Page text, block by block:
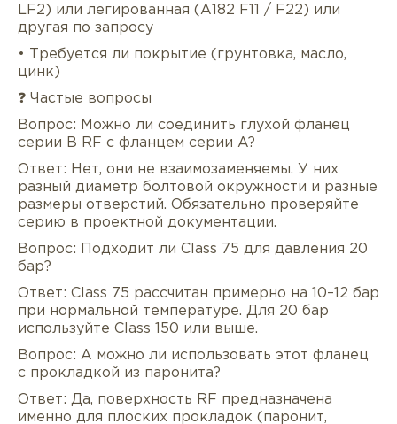
LF2) или легированная (A182 F11 / F22) или
другая по запросу
• Требуется ли покрытие (грунтовка, масло,
цинк)
❓ Частые вопросы
Вопрос: Можно ли соединить глухой фланец
серии B RF с фланцем серии A?
Ответ: Нет, они не взаимозаменяемы. У них
разный диаметр болтовой окружности и разные
размеры отверстий. Обязательно проверяйте
серию в проектной документации.
Вопрос: Подходит ли Class 75 для давления 20
бар?
Ответ: Class 75 рассчитан примерно на 10–12 бар
при нормальной температуре. Для 20 бар
используйте Class 150 или выше.
Вопрос: А можно ли использовать этот фланец
с прокладкой из паронита?
Ответ: Да, поверхность RF предназначена
именно для плоских прокладок (паронит,